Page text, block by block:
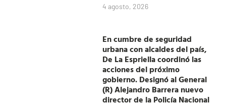
4 agosto, 2026
En cumbre de seguridad
urbana con alcaldes del país,
De La Espriella coordinó las
acciones del próximo
gobierno. Designó al General
(R) Alejandro Barrera nuevo
director de la Policía Nacional